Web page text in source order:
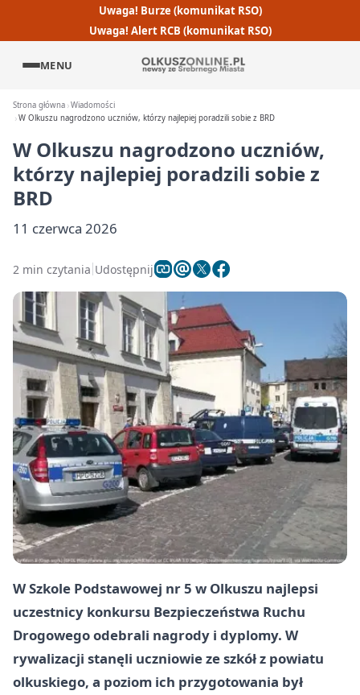
Uwaga! Burze (komunikat RSO)
Uwaga! Alert RCB (komunikat RSO)
MENU
Strona główna Wiadomości
W Olkuszu nagrodzono uczniów, którzy najlepiej poradzili sobie z BRD
W Olkuszu nagrodzono uczniów,
którzy najlepiej poradzili sobie z
BRD
11 czerwca 2026
2 min czytania Udostępnij
W Szkole Podstawowej nr 5 w Olkuszu najlepsi
uczestnicy konkursu Bezpieczeństwa Ruchu
Drogowego odebrali nagrody i dyplomy. W
rywalizacji stanęli uczniowie ze szkół z powiatu
olkuskiego, a poziom ich przygotowania był